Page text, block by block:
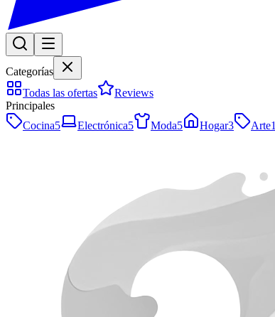
Categorías
Todas las ofertas
Reviews
Principales
Cocina5 Electrónica5 Moda5 Hogar3 Arte1